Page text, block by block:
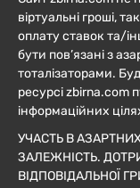
віртуальні гроші,
оплату ставок та/
бути пов’язані з
тоталізаторами.
ресурсі zbirna.com
інформаційних
УЧАСТЬ В
ЗАЛЕЖНІСТЬ.
ВІДПОВІДАЛЬНОЇ